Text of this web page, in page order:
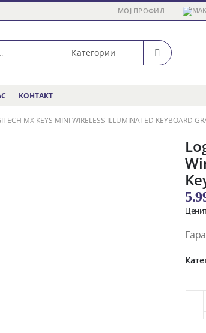
МОЈ ПРОФИЛ
КОНТАКТ
MX KEYS MINI WIRELESS ILLUMINATED KEYBOARD